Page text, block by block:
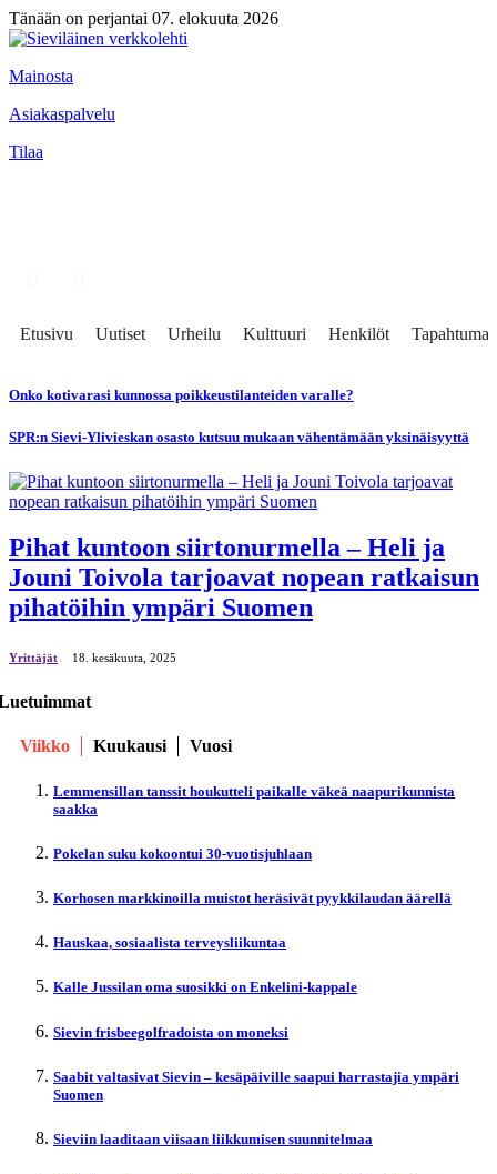
Tänään on perjantai 07. elokuuta 2026
Mainosta
Asiakaspalvelu
Tilaa
Etusivu Uutiset Urheilu Kulttuuri Henkilöt Tapahtumat
Onko kotivarasi kunnossa poikkeustilanteiden varalle?
SPR:n Sievi-Ylivieskan osasto kutsuu mukaan vähentämään yksinäisyyttä
Pihat kuntoon siirtonurmella – Heli ja
Jouni Toivola tarjoavat nopean ratkaisun
pihatöihin ympäri Suomen
Yrittäjät 18. kesäkuuta, 2025
Viikko Kuukausi Vuosi
Lemmensillan tanssit houkutteli paikalle väkeä naapurikunnista
saakka
Pokelan suku kokoontui 30-vuotisjuhlaan
Korhosen markkinoilla muistot heräsivät pyykkilaudan äärellä
Hauskaa, sosiaalista terveysliikuntaa
Kalle Jussilan oma suosikki on Enkelini-kappale
Sievin frisbeegolfradoista on moneksi
Saabit valtasivat Sievin – kesäpäiville saapui harrastajia ympäri
Suomen
Sieviin laaditaan viisaan liikkumisen suunnitelmaa